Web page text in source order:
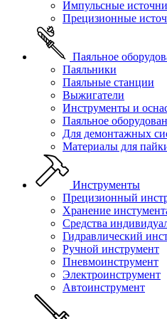
Импульсные
Прецизионные
Паяльное
Паяльники
Паяльные станции
Выжигатели
Инструменты и
Паяльное
Для демонтажных
Материалы для
Инструменты
Прецизионный
Хранение
Средства
Гидравлический
Ручной инструмент
Пневмоинструмент
Электроинструмент
Автоинструмент